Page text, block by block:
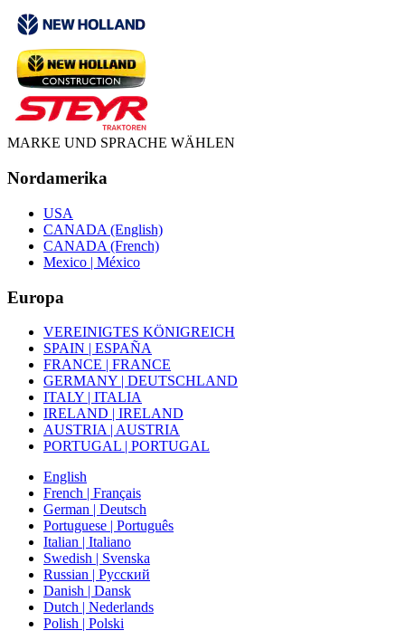
MARKE UND SPRACHE WÄHLEN
Nordamerika
USA
CANADA (English)
CANADA (French)
Mexico | México
Europa
VEREINIGTES KÖNIGREICH
SPAIN | ESPAÑA
FRANCE | FRANCE
GERMANY | DEUTSCHLAND
ITALY | ITALIA
IRELAND | IRELAND
AUSTRIA | AUSTRIA
PORTUGAL | PORTUGAL
English
French | Français
German | Deutsch
Portuguese | Português
Italian | Italiano
Swedish | Svenska
Russian | Русский
Danish | Dansk
Dutch | Nederlands
Polish | Polski